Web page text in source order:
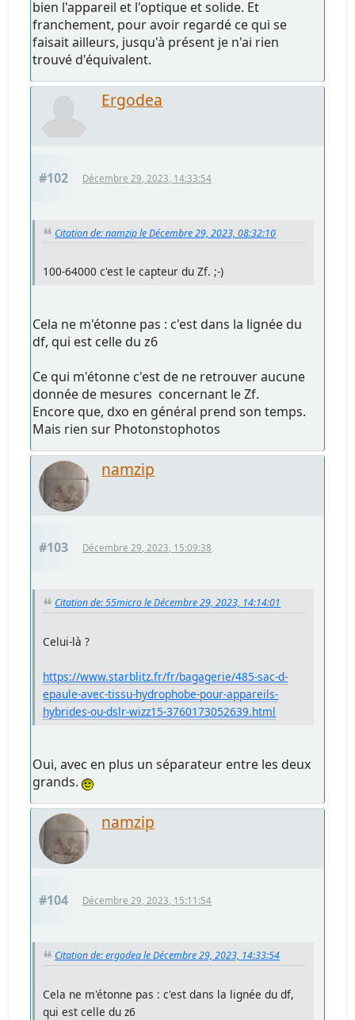
bien l'appareil et l'optique et solide. Et
franchement, pour avoir regardé ce qui se
faisait ailleurs, jusqu'à présent je n'ai rien
trouvé d'équivalent.
Ergodea
#102 Décembre 29, 2023, 14:33:54
Citation de: namzip le Décembre 29, 2023, 08:32:10
100-64000 c'est le capteur du Zf. ;-)
Cela ne m'étonne pas : c'est dans la lignée du
df, qui est celle du z6
Ce qui m'étonne c'est de ne retrouver aucune
donnée de mesures concernant le Zf.
Encore que, dxo en général prend son temps.
Mais rien sur Photonstophotos
namzip
#103 Décembre 29, 2023, 15:09:38
Citation de: 55micro le Décembre 29, 2023, 14:14:01
Celui-là ?
https://www.starblitz.fr/fr/bagagerie/485-sac-d-
epaule-avec-tissu-hydrophobe-pour-appareils-
hybrides-ou-dslr-wizz15-3760173052639.html
Oui, avec en plus un séparateur entre les deux
grands.
namzip
#104 Décembre 29, 2023, 15:11:54
Citation de: ergodea le Décembre 29, 2023, 14:33:54
Cela ne m'étonne pas : c'est dans la lignée du df,
qui est celle du z6